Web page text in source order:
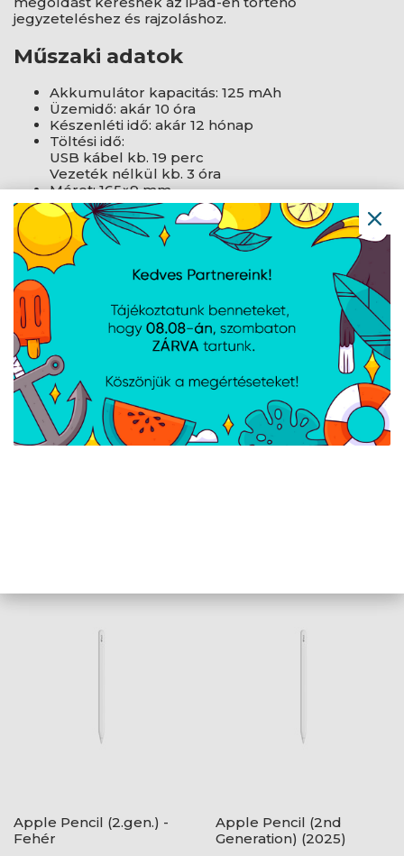
jegyzeteléshez és rajzoláshoz.
Műszaki adatok
Akkumulátor kapacitás: 125 mAh
Üzemidő: akár 10 óra
Készenléti idő: akár 12 hónap
Töltési idő:
USB kábel kb. 19 perc
Vezeték nélkül kb. 3 óra
Méret: 165×9 mm
Tömeg: 13,5 g
AJÁNLATUNKBÓL
Apple Pencil (2.gen.) -
Fehér
Apple Pencil (2nd
Generation) (2025)